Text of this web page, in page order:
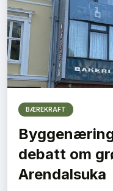
BÆREKRAFT
debatt om
Arendalsuka